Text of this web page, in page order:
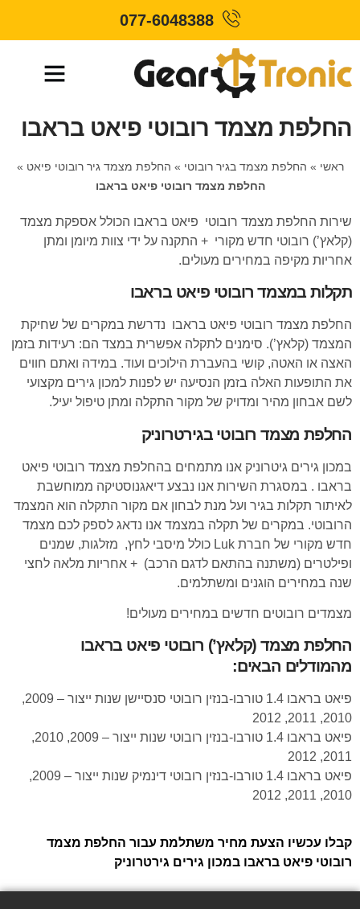
077-6048388
החלפת מצמד רובוטי פיאט בראבו
ראשי » החלפת מצמד בגיר רובוטי » החלפת מצמד גיר רובוטי פיאט »
החלפת מצמד רובוטי פיאט בראבו
שירות החלפת מצמד רובוטי פיאט בראבו הכולל אספקת מצמד
(קלאץ’) רובוטי חדש מקורי + התקנה על ידי צוות מיומן ומתן
אחריות מקיפה במחירים מעולים.
תקלות במצמד רובוטי פיאט בראבו
החלפת מצמד רובוטי פיאט בראבו נדרשת במקרים של שחיקת
המצמד (קלאץ’). סימנים לתקלה אפשרית במצד הם: רעידות בזמן
האצה או האטה, קושי בהעברת הילוכים ועוד. במידה ואתם חווים
את התופעות האלה בזמן הנסיעה יש לפנות למכון גירים מקצועי
לשם אבחון מהיר ומדויק של מקור התקלה ומתן טיפול יעיל.
החלפת מצמד רובוטי בגירטרוניק
במכון גירים גיטרוניק אנו מתמחים בהחלפת מצמד רובוטי פיאט
בראבו . במסגרת השירות אנו נבצע דיאגנוסטיקה ממוחשבת
לאיתור תקלות בגיר ועל מנת לבחון אם מקור התקלה הוא המצמד
הרובוטי. במקרים של תקלה במצמד אנו נדאג לספק לכם מצמד
חדש מקורי של חברת Luk כולל מיסבי לחץ, מזלגות, שמנים
ופילטרים (משתנה בהתאם לדגם הרכב) + אחריות מלאה לחצי
שנה במחירים הוגנים ומשתלמים.
מצמדים רובוטים חדשים במחירים מעולים!
החלפת מצמד (קלאץ’) רובוטי פיאט בראבו
מהמודלים הבאים:
פיאט בראבו 1.4 טורבו-בנזין רובוטי סנסיישן שנות ייצור – 2009,
2010, 2011, 2012
פיאט בראבו 1.4 טורבו-בנזין רובוטי שנות ייצור – 2009, 2010,
2011, 2012
פיאט בראבו 1.4 טורבו-בנזין רובוטי דינמיק שנות ייצור – 2009,
2010, 2011, 2012
קבלו עכשיו הצעת מחיר משתלמת עבור החלפת מצמד
רובוטי פיאט בראבו במכון גירים גירטרוניק